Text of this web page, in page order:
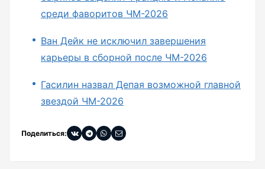
среди фаворитов ЧМ-2026
Ван Дейк не исключил завершения
карьеры в сборной после ЧМ-2026
Гасилин назвал Депая возможной главной
звездой ЧМ-2026
Поделиться: